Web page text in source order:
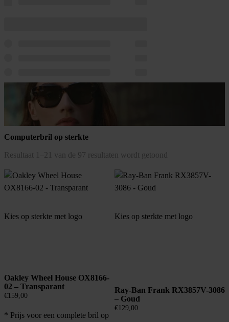
Computerbril op sterkte
Resultaat 1–21 van de 97 resultaten wordt getoond
populariteit
Kies op sterkte met logo
Oakley Wheel House OX8166-
02 – Transparant
€159,00
* Prijs voor een complete bril op
Kies op sterkte met logo
Ray-Ban Frank RX3857V-3086
– Goud
€129,00